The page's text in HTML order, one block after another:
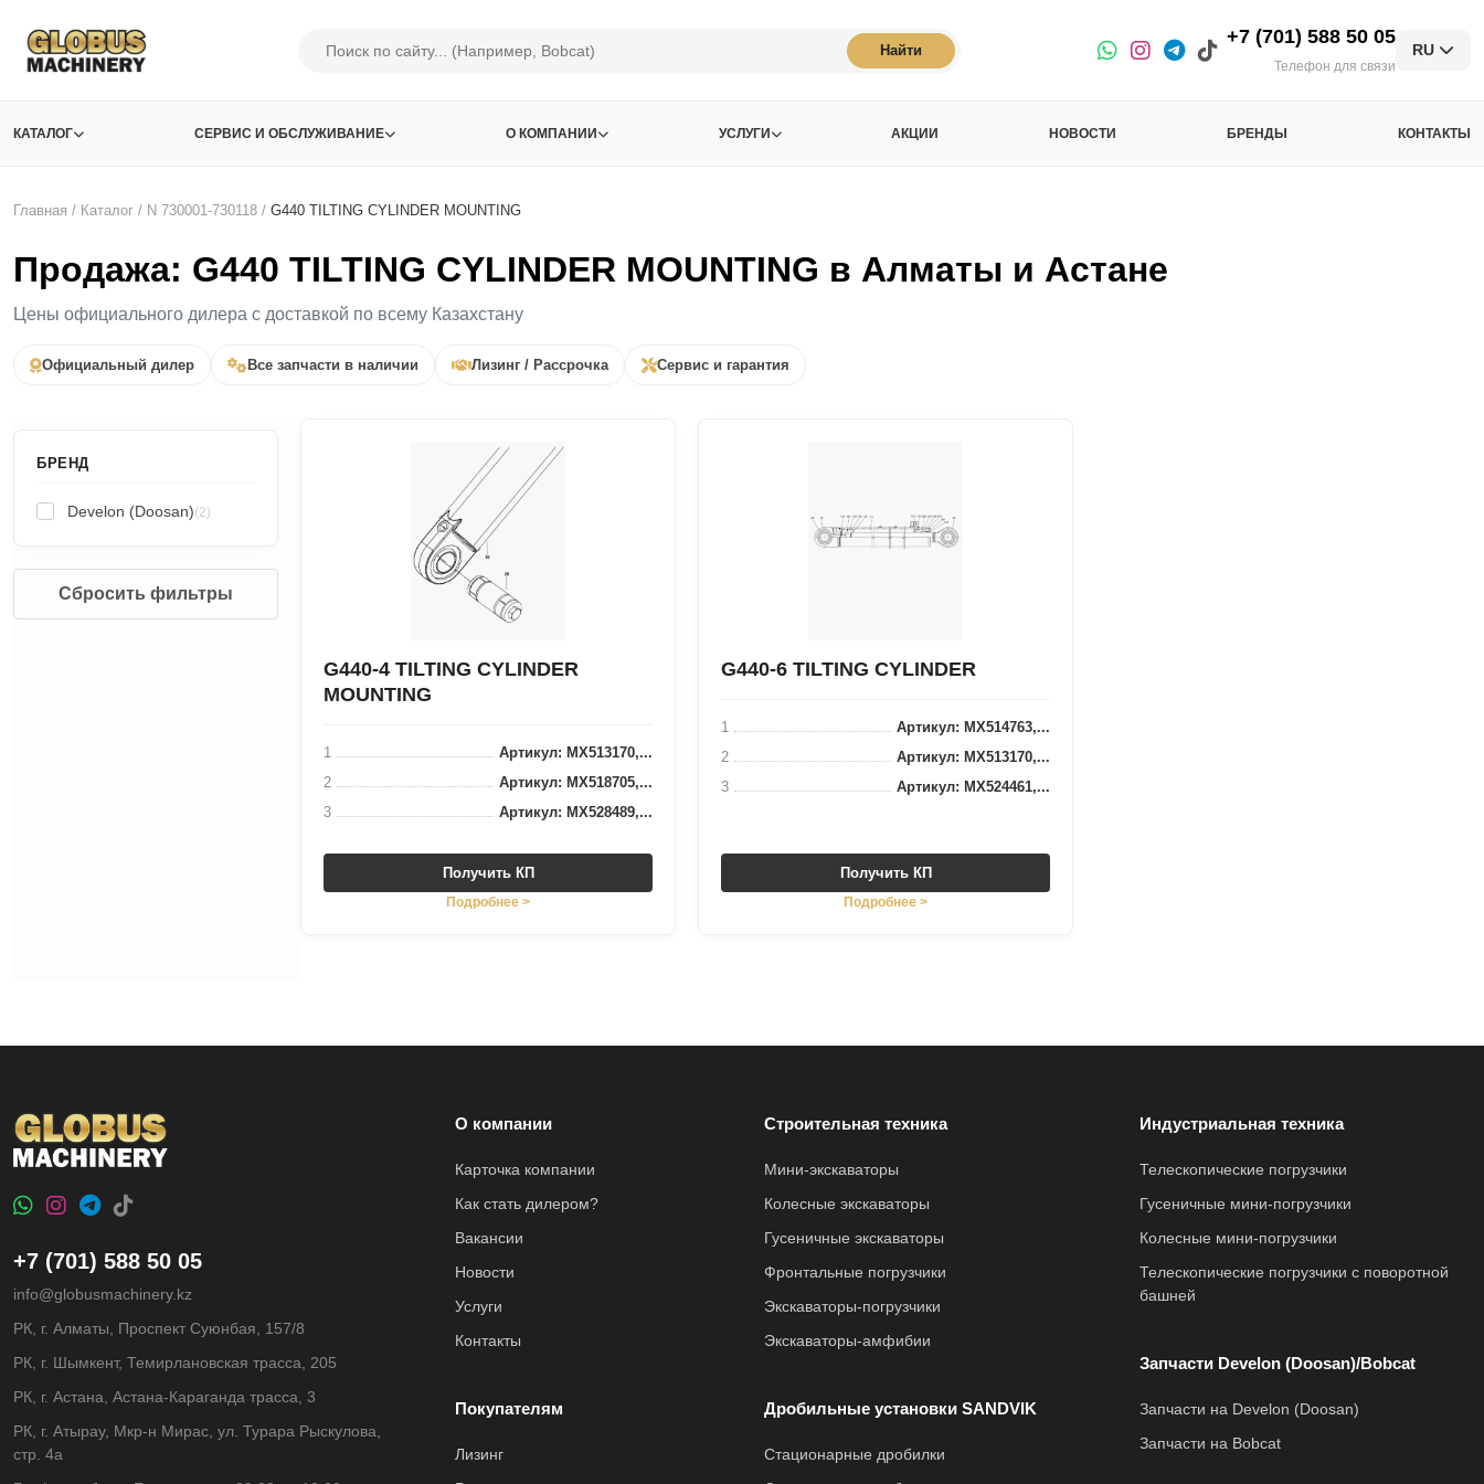
Найти
+7 (701) 588 50 05
Телефон для связи
RU
КАТАЛОГ СЕРВИС И ОБСЛУЖИВАНИЕ О КОМПАНИИ УСЛУГИ АКЦИИ НОВОСТИ БРЕНДЫ КОНТАКТЫ
Главная / Каталог / N 730001-730118 / G440 TILTING CYLINDER MOUNTING
Продажа: G440 TILTING CYLINDER MOUNTING в Алматы и Астане
Цены официального дилера с доставкой по всему Казахстану
Официальный дилер Все запчасти в наличии Лизинг / Рассрочка Сервис и гарантия
БРЕНД
Develon (Doosan)(2)
Сбросить фильтры
G440-4 TILTING CYLINDER
MOUNTING
1
Артикул: MX513170,...
2
Артикул: MX518705,...
3
Артикул: MX528489,...
Получить КП
Подробнее >
G440-6 TILTING CYLINDER
1
Артикул: MX514763,...
2
Артикул: MX513170,...
3
Артикул: MX524461,...
Получить КП
Подробнее >
+7 (701) 588 50 05
info@globusmachinery.kz
РК, г. Алматы, Проспект Суюнбая, 157/8
РК, г. Шымкент, Темирлановская трасса, 205
РК, г. Астана, Астана-Караганда трасса, 3
РК, г. Атырау, Мкр-н Мирас, ул. Турара Рыскулова,
стр. 4а
О компании
Карточка компании
Как стать дилером?
Вакансии
Новости
Услуги
Контакты
Покупателям
Лизинг
Строительная техника
Мини-экскаваторы
Колесные экскаваторы
Гусеничные экскаваторы
Фронтальные погрузчики
Экскаваторы-погрузчики
Экскаваторы-амфибии
Дробильные установки SANDVIK
Стационарные дробилки
Индустриальная техника
Телескопические погрузчики
Гусеничные мини-погрузчики
Колесные мини-погрузчики
Телескопические погрузчики с поворотной
башней
Запчасти Develon (Doosan)/Bobcat
Запчасти на Develon (Doosan)
Запчасти на Bobcat